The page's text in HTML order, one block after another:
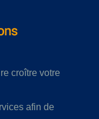
croître votre
afin de